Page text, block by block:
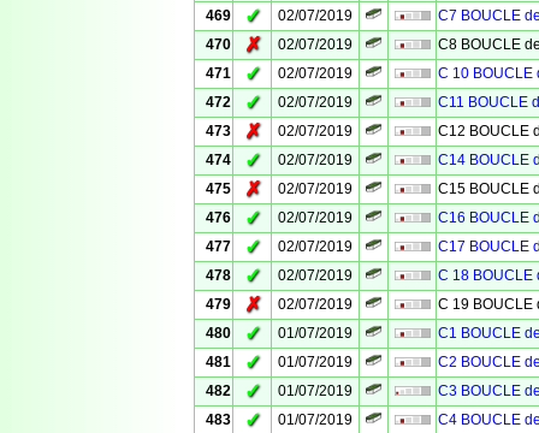
469
✓ 02/07/2019
C7 BOUCLE
470
✗ 02/07/2019
C8 BOUCLE
471
✓ 02/07/2019
C 10 BOUCLE
472
✓ 02/07/2019
C11 BOUCLE
473
✗ 02/07/2019
C12 BOUCLE
474
✓ 02/07/2019
C14 BOUCLE
475
✗ 02/07/2019
C15 BOUCLE
476
✓ 02/07/2019
C16 BOUCLE
477
✓ 02/07/2019
C17 BOUCLE
478
✓ 02/07/2019
C 18 BOUCLE
479
✗ 02/07/2019
C 19 BOUCLE
480
✓ 01/07/2019
C1 BOUCLE
481
✓ 01/07/2019
C2 BOUCLE
482
✓ 01/07/2019
C3 BOUCLE
483
✓ 01/07/2019
C4 BOUCLE